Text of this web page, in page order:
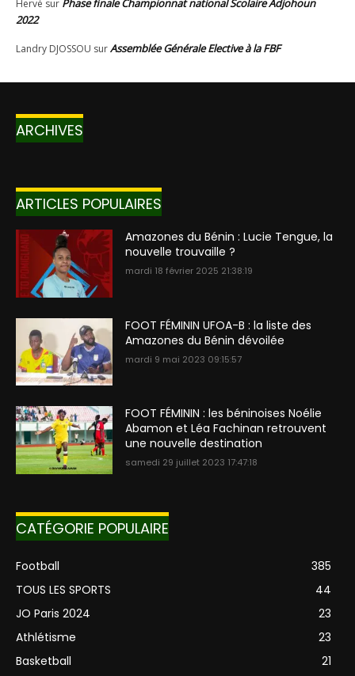
ARCHIVES
ARTICLES POPULAIRES
Amazones du Bénin : Lucie Tengue, la
nouvelle trouvaille ?
mardi 18 février 2025 21:38:19
FOOT FÉMININ UFOA-B : la liste des
Amazones du Bénin dévoilée
mardi 9 mai 2023 09:15:57
FOOT FÉMININ : les béninoises Noélie
Abamon et Léa Fachinan retrouvent
une nouvelle destination
samedi 29 juillet 2023 17:47:18
CATÉGORIE POPULAIRE
Football
385
TOUS LES SPORTS
44
JO Paris 2024
23
Athlétisme
23
Basketball
21